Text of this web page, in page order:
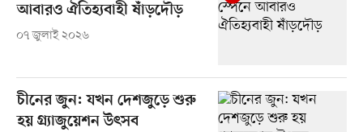
আবারও ঐতিহ্যবাহী ষাঁড়দৌড়
০৭ জুলাই ২০২৬
চীনের জুন: যখন দেশজুড়ে শুরু
হয় গ্র্যাজুয়েশন উৎসব